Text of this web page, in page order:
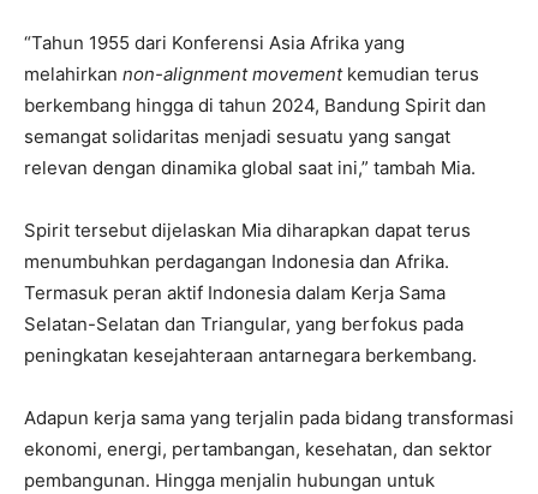
“Tahun 1955 dari Konferensi Asia Afrika yang
melahirkan non-alignment movement kemudian terus
berkembang hingga di tahun 2024, Bandung Spirit dan
semangat solidaritas menjadi sesuatu yang sangat
relevan dengan dinamika global saat ini,” tambah Mia.
Spirit tersebut dijelaskan Mia diharapkan dapat terus
menumbuhkan perdagangan Indonesia dan Afrika.
Termasuk peran aktif Indonesia dalam Kerja Sama
Selatan-Selatan dan Triangular, yang berfokus pada
peningkatan kesejahteraan antarnegara berkembang.
Adapun kerja sama yang terjalin pada bidang transformasi
ekonomi, energi, pertambangan, kesehatan, dan sektor
pembangunan. Hingga menjalin hubungan untuk